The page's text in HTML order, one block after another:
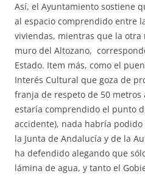
Así, el Ayuntamiento sostiene
al espacio comprendido entre
viviendas, mientras que la otra
muro del Altozano,
Estado. Item más, como el
Interés Cultural que goza de
franja de respeto de 50
estaría comprendido el punto
accidente), nada habría
la Junta de Andalucía y de la
ha defendido alegando que
lámina de agua, y tanto el